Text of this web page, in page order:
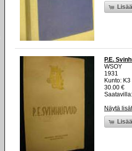
P.E.
WSOY
1931
Kunto:
30.00 €
Näytä